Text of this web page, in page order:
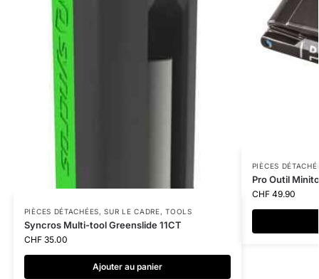
PIÈCES DÉTACHÉES,SUR LE CADRE,TOOLS
Syncros Multi-tool Greenslide 11CT
CHF35.00
Ajouter au panier
PIÈCES
Pro Outil
CHF49.90